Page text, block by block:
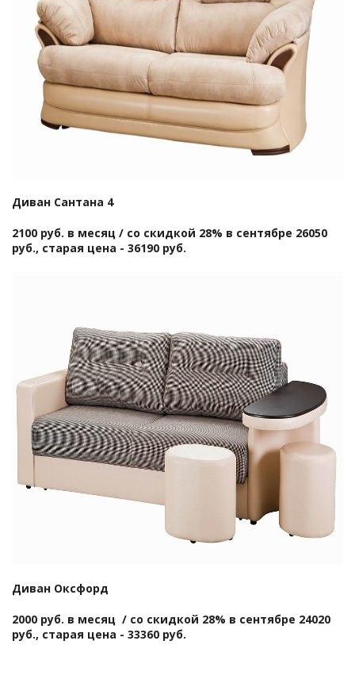
Диван Сантана 4
2100 руб. в месяц / со скидкой 28% в сентябре 26050
руб., старая цена - 36190 руб.
Диван Оксфорд
2000 руб. в месяц / со скидкой 28% в сентябре 24020
руб., старая цена - 33360 руб.